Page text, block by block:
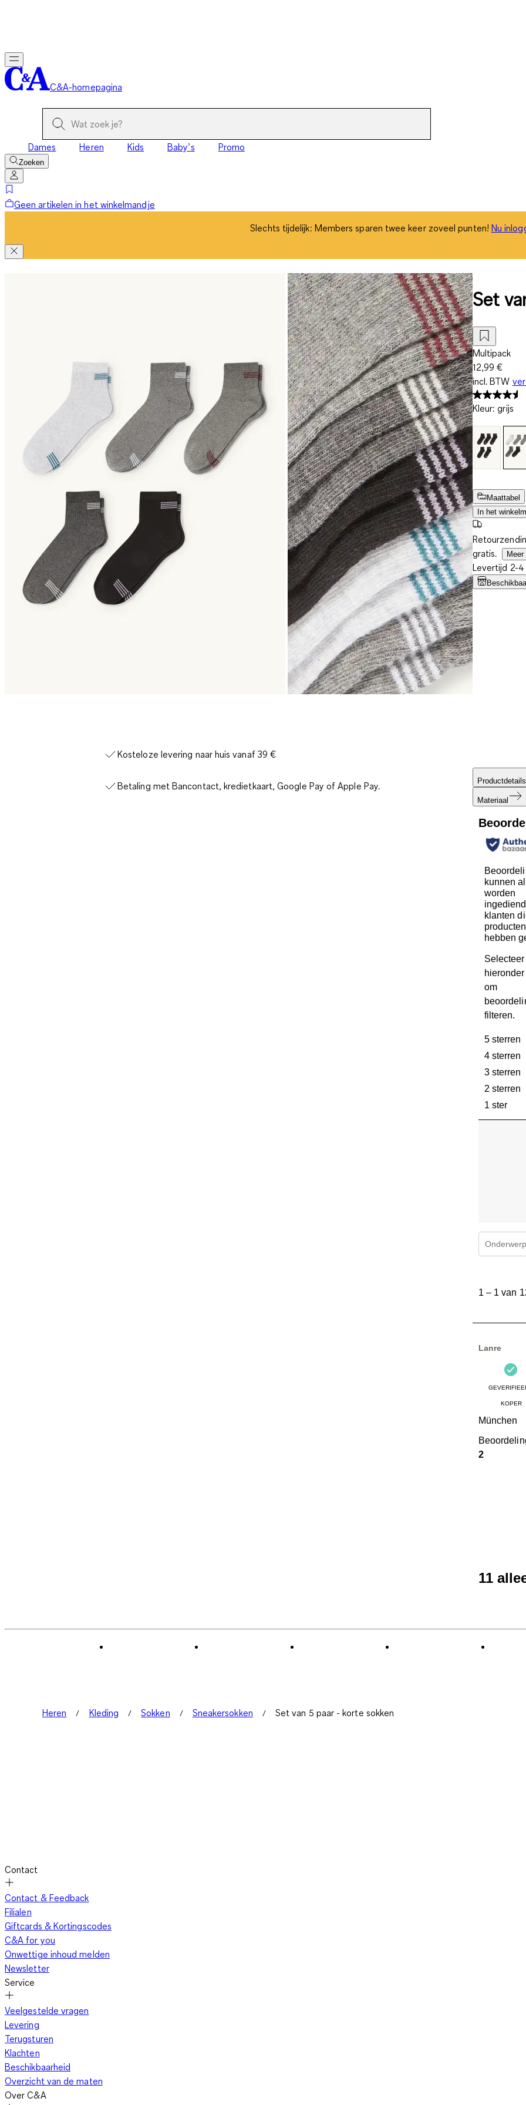
C&A-homepagina
Dames Heren Kids Baby’s Promo
Zoeken
Geen artikelen in het winkelmandje
Slechts tijdelijk: Members sparen twee keer zoveel punten! Nu
Kosteloze levering naar huis vanaf 39 €
Betaling met Bancontact, kredietkaart, Google Pay of Apple Pay.
Set
Multipack
12,99 €
incl. BTW
Kleur: grijs
Maattabel
In het
gratis.
Levertijd 2-4
Productdetails
Materiaal
kunnen
worden
klanten
producten
hebben
Selecteer
om
filteren.
5 sterren
4 sterren
3 sterren
2 sterren
1 ster
tot1 – 1 van
Lanre
KOPER
München
2
11
Heren Kleding Sokken Sneakersokken Set van 5 paar - korte sokken
Contact
Contact & Feedback
Filialen
Giftcards & Kortingscodes
C&A for you
Onwettige inhoud melden
Newsletter
Service
Veelgestelde vragen
Levering
Terugsturen
Klachten
Beschikbaarheid
Overzicht van de maten
Over C&A